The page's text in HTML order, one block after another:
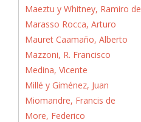
Maeztu y Whitney, Ramiro de
Marasso Rocca, Arturo
Mauret Caamaño, Alberto
Mazzoni, R. Francisco
Medina, Vicente
Millé y Giménez, Juan
Miomandre, Francis de
More, Federico